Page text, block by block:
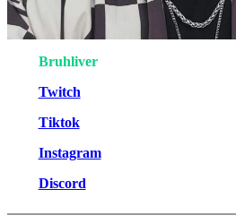
Bruhliver
Twitch
Tiktok
Instagram
Discord